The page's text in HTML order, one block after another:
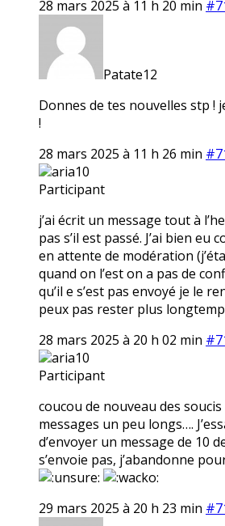
28 mars 2025 à 11 h 20 min
Patate12
Donnes de tes nouvelles stp !
!
28 mars 2025 à 11 h 26 min
aria10
Participant
j’ai écrit un message tout à
pas s’il est passé. J’ai bien eu
en attente de modération
quand on l’est on a pas de
qu’il e s’est pas envoyé je le
peux pas rester plus
28 mars 2025 à 20 h 02 min
aria10
Participant
coucou de nouveau des soucis
messages un peu longs….
d’envoyer un message de 10
s’envoie pas, j’abandonne
29 mars 2025 à 20 h 23 min